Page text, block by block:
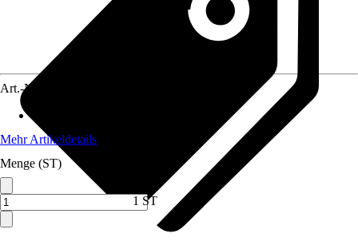
Art.-Nr.
Mehr Artikeldetails
Menge (ST)
1 ST